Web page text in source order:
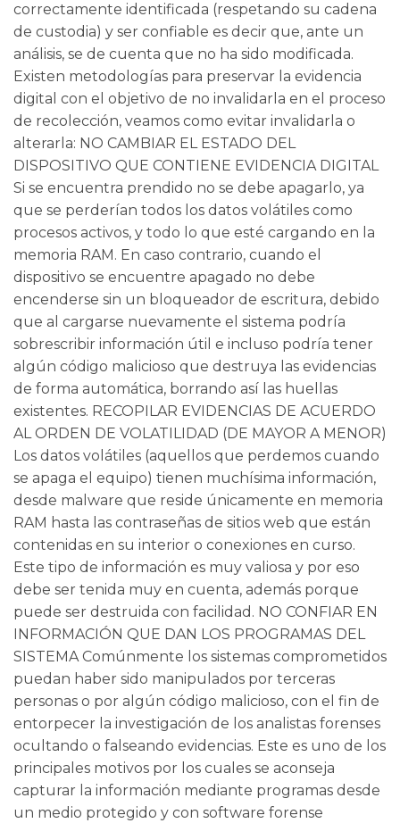
correctamente identificada (respetando su cadena
de custodia) y ser confiable es decir que, ante un
análisis, se de cuenta que no ha sido modificada.
Existen metodologías para preservar la evidencia
digital con el objetivo de no invalidarla en el proceso
de recolección, veamos como evitar invalidarla o
alterarla: NO CAMBIAR EL ESTADO DEL
DISPOSITIVO QUE CONTIENE EVIDENCIA DIGITAL
Si se encuentra prendido no se debe apagarlo, ya
que se perderían todos los datos volátiles como
procesos activos, y todo lo que esté cargando en la
memoria RAM. En caso contrario, cuando el
dispositivo se encuentre apagado no debe
encenderse sin un bloqueador de escritura, debido
que al cargarse nuevamente el sistema podría
sobrescribir información útil e incluso podría tener
algún código malicioso que destruya las evidencias
de forma automática, borrando así las huellas
existentes. RECOPILAR EVIDENCIAS DE ACUERDO
AL ORDEN DE VOLATILIDAD (DE MAYOR A MENOR)
Los datos volátiles (aquellos que perdemos cuando
se apaga el equipo) tienen muchísima información,
desde malware que reside únicamente en memoria
RAM hasta las contraseñas de sitios web que están
contenidas en su interior o conexiones en curso.
Este tipo de información es muy valiosa y por eso
debe ser tenida muy en cuenta, además porque
puede ser destruida con facilidad. NO CONFIAR EN
INFORMACIÓN QUE DAN LOS PROGRAMAS DEL
SISTEMA Comúnmente los sistemas comprometidos
puedan haber sido manipulados por terceras
personas o por algún código malicioso, con el fin de
entorpecer la investigación de los analistas forenses
ocultando o falseando evidencias. Este es uno de los
principales motivos por los cuales se aconseja
capturar la información mediante programas desde
un medio protegido y con software forense